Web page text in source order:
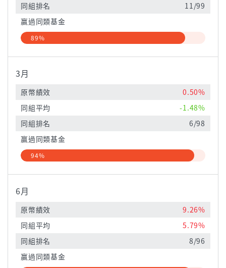
同組排名
11/99
贏過同類基金
89%
3月
原幣績效
0.50%
同組平均
-1.48%
同組排名
6/98
贏過同類基金
94%
6月
原幣績效
9.26%
同組平均
5.79%
同組排名
8/96
贏過同類基金